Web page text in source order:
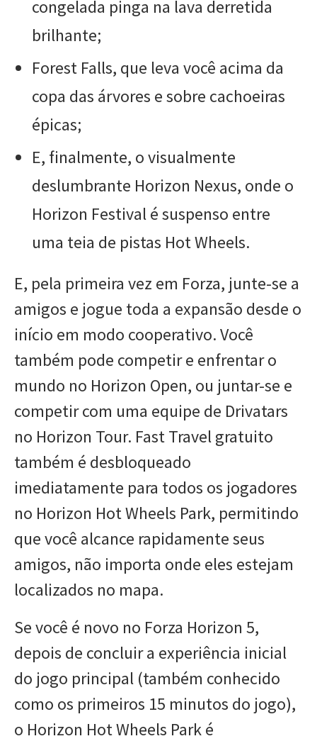
congelada pinga na lava derretida
brilhante;
Forest Falls, que leva você acima da
copa das árvores e sobre cachoeiras
épicas;
E, finalmente, o visualmente
deslumbrante Horizon Nexus, onde o
Horizon Festival é suspenso entre
uma teia de pistas Hot Wheels.
E, pela primeira vez em Forza, junte-se a
amigos e jogue toda a expansão desde o
início em modo cooperativo. Você
também pode competir e enfrentar o
mundo no Horizon Open, ou juntar-se e
competir com uma equipe de Drivatars
no Horizon Tour. Fast Travel gratuito
também é desbloqueado
imediatamente para todos os jogadores
no Horizon Hot Wheels Park, permitindo
que você alcance rapidamente seus
amigos, não importa onde eles estejam
localizados no mapa.
Se você é novo no Forza Horizon 5,
depois de concluir a experiência inicial
do jogo principal (também conhecido
como os primeiros 15 minutos do jogo),
o Horizon Hot Wheels Park é